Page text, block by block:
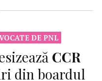
DE PNL
CCR
din boardul